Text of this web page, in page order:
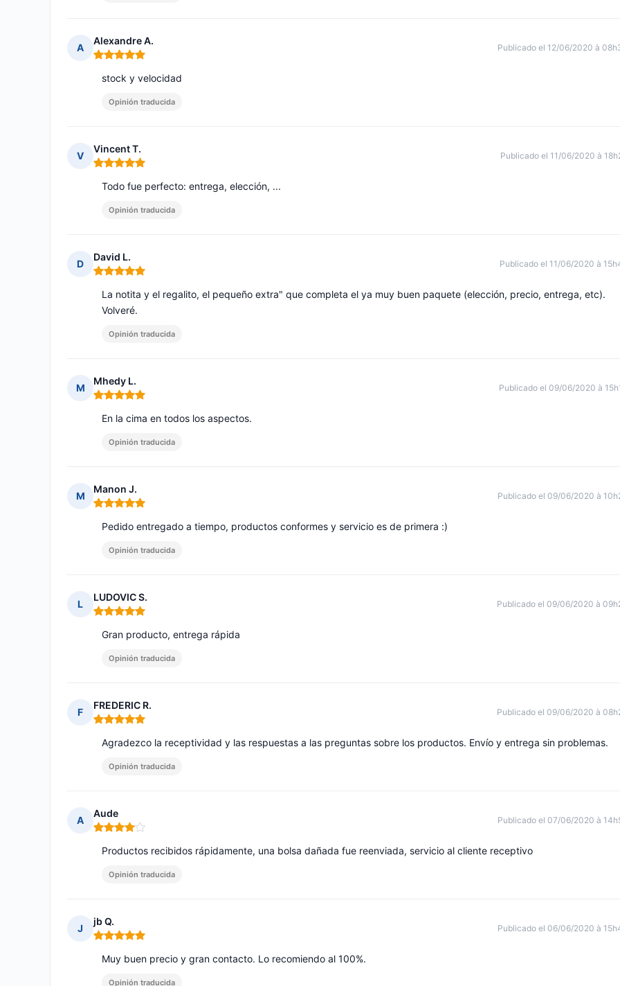
A
Alexandre A.
Nota: 5 de 5
Publicado el 12/06/2020 à
stock y velocidad
Opinión traducida
V
Vincent T.
Nota: 5 de 5
Publicado el 11/06/2020 à
Todo fue perfecto: entrega, elección, ...
Opinión traducida
D
David L.
Nota: 5 de 5
Publicado el 11/06/2020 à
La notita y el regalito, el pequeño extra" que completa el ya muy buen paquete (elección, precio, entrega, etc).
Volveré.
Opinión traducida
M
Mhedy L.
Nota: 5 de 5
Publicado el 09/06/2020 à
En la cima en todos los aspectos.
Opinión traducida
M
Manon J.
Nota: 5 de 5
Publicado el 09/06/2020 à
Pedido entregado a tiempo, productos conformes y servicio es de primera :)
Opinión traducida
L
LUDOVIC S.
Nota: 5 de 5
Publicado el 09/06/2020 à
Gran producto, entrega rápida
Opinión traducida
F
FREDERIC R.
Nota: 5 de 5
Publicado el 09/06/2020 à
Agradezco la receptividad y las respuestas a las preguntas sobre los productos. Envío y entrega sin problemas.
Opinión traducida
A
Aude
Nota: 4 de 5
Publicado el 07/06/2020 à
Productos recibidos rápidamente, una bolsa dañada fue reenviada, servicio al cliente receptivo
Opinión traducida
J
jb Q.
Nota: 5 de 5
Publicado el 06/06/2020 à
Muy buen precio y gran contacto. Lo recomiendo al 100%.
Opinión traducida